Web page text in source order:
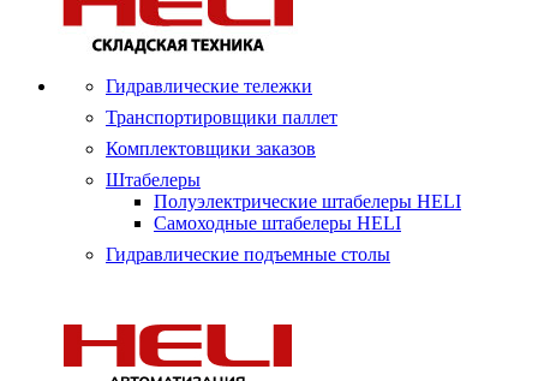
Гидравлические тележки
Транспортировщики паллет
Комплектовщики заказов
Штабелеры
Полуэлектрические штабелеры HELI
Самоходные штабелеры HELI
Гидравлические подъемные столы